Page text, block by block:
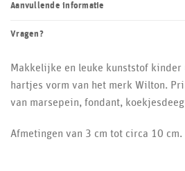
Aanvullende informatie
Vragen?
Makkelijke en leuke kunststof
hartjes vorm van het merk Wilton.
van marsepein, fondant,
Afmetingen van 3 cm tot circa 10 cm.